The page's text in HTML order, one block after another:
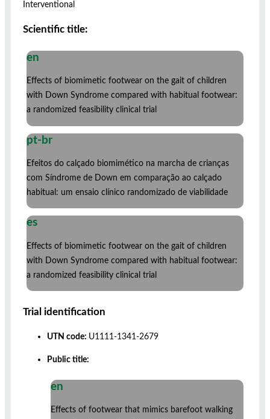
Interventional
Scientific title:
en
Effects of biomimetic footwear on the gait of children
with Down Syndrome compared with habitual footwear:
a randomized feasibility clinical trial
pt-br
Efeitos do calçado biomimético na marcha de crianças
com Síndrome de Down em comparação ao calçado
habitual: um ensaio clínico randomizado de viabilidade
es
Effects of biomimetic footwear on the gait of children
with Down Syndrome compared with habitual footwear:
a randomized feasibility clinical trial
Trial identification
UTN code: U1111-1341-2679
Public title:
en
Effects of footwear that mimics barefoot walking